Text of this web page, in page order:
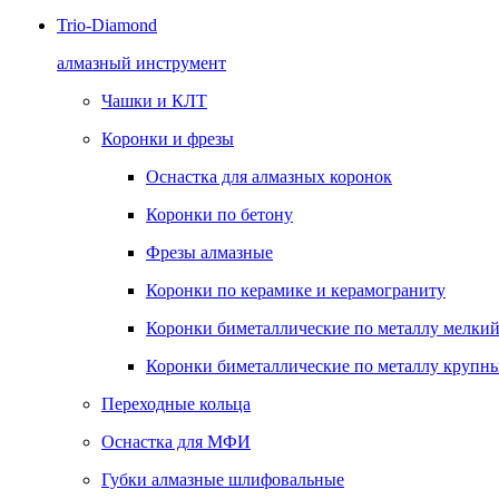
Trio-Diamond
алмазный инструмент
Чашки и КЛТ
Коронки и фрезы
Оснастка для алмазных коронок
Коронки по бетону
Фрезы алмазные
Коронки по керамике и керамограниту
Коронки биметаллические по металлу
Коронки биметаллические по металлу
Переходные кольца
Оснастка для МФИ
Губки алмазные шлифовальные